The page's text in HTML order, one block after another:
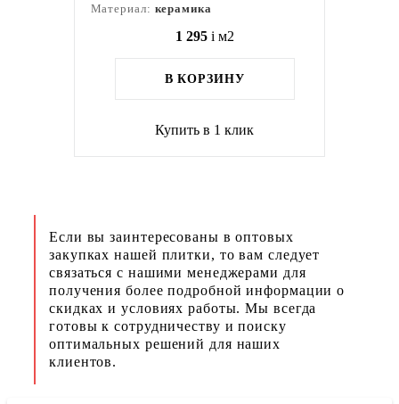
Материал: керамика
1 295 i м2
В КОРЗИНУ
Купить в 1 клик
Если вы заинтересованы в оптовых
закупках нашей плитки, то вам следует
связаться с нашими менеджерами для
получения более подробной информации о
скидках и условиях работы. Мы всегда
готовы к сотрудничеству и поиску
оптимальных решений для наших
клиентов.